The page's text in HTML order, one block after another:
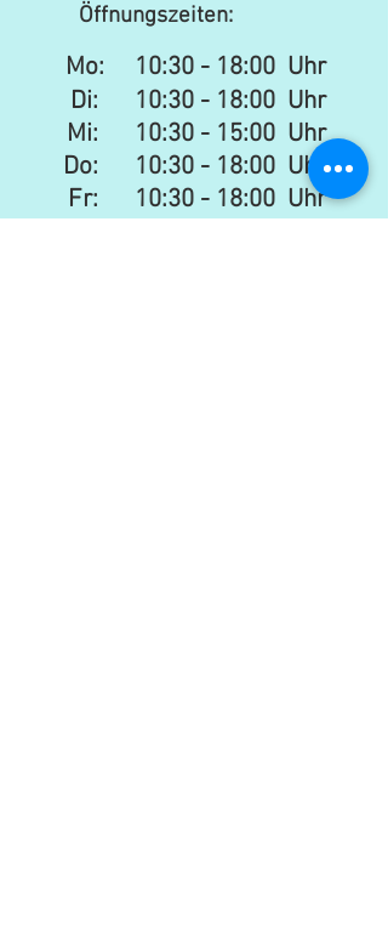
Öffnungszeiten:
Mo: 10:30 - 18:00 Uhr
Di: 10:30 - 18:00 Uhr
Mi: 10:30 - 15:00 Uhr​​
Do: 10:30 - 18:00 Uhr
Fr: 10:30 - 18:00 Uhr